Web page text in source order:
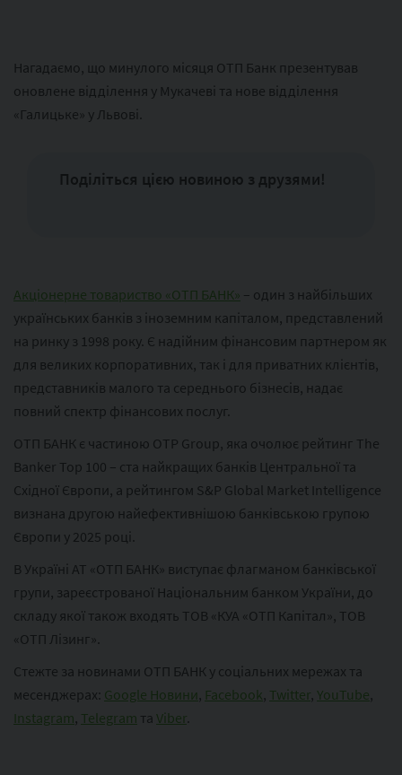
Нагадаємо, що минулого місяця ОТП Банк презентував
оновлене відділення у Мукачеві та нове відділення
«Галицьке» у Львові.
Поділіться цією новиною з друзями!
Акціонерне товариство «ОТП БАНК» – один з найбільших
українських банків з іноземним капіталом, представлений
на ринку з 1998 року. Є надійним фінансовим партнером як
для великих корпоративних, так і для приватних клієнтів,
представників малого та середнього бізнесів, надає
повний спектр фінансових послуг.
ОТП БАНК є частиною ОТР Group, яка очолює рейтинг The
Banker Top 100 – ста найкращих банків Центральної та
Східної Європи, а рейтингом S&P Global Market Intelligence
визнана другою найефективнішою банківською групою
Європи у 2025 році.
В Україні АТ «ОТП БАНК» виступає флагманом банківської
групи, зареєстрованої Національним банком України, до
складу якої також входять ТОВ «КУА «ОТП Капітал», ТОВ
«ОТП Лізинг».
Стежте за новинами ОТП БАНК у соціальних мережах та
месенджерах: Google Новини, Facebook, Twitter, YouTube,
Instagram, Telegram та Viber